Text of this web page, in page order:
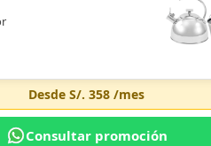
DesdeS/. 358 /mes
Consultar promoción